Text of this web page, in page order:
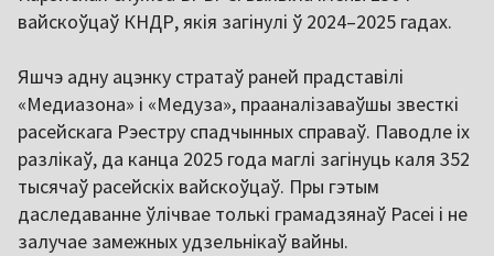
вайскоўцаў КНДР, якія загінулі ў 2024–2025 гадах.
Яшчэ адну ацэнку стратаў раней прадставілі
«Медиазона» і «Медуза», прааналізаваўшы звесткі
расейскага Рэестру спадчынных справаў. Паводле іх
разлікаў, да канца 2025 года маглі загінуць каля 352
тысячаў расейскіх вайскоўцаў. Пры гэтым
даследаванне ўлічвае толькі грамадзянаў Расеі і не
залучае замежных удзельнікаў вайны.